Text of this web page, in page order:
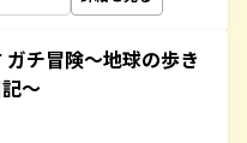
チ冒険～地球の歩き
～